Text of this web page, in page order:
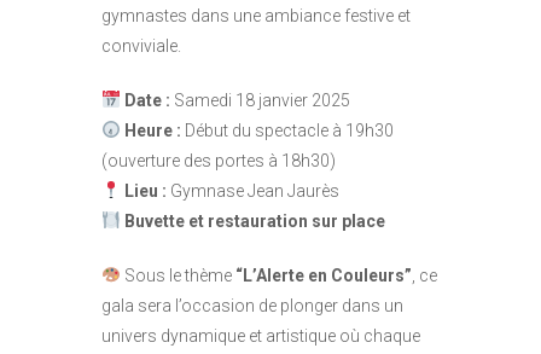
gymnastes dans une ambiance festive et
conviviale.
Date : Samedi 18 janvier 2025
Heure : Début du spectacle à 19h30
(ouverture des portes à 18h30)
Lieu : Gymnase Jean Jaurès
Buvette et restauration sur place
Sous le thème “L’Alerte en Couleurs” , ce
gala sera l’occasion de plonger dans un
univers dynamique et artistique où chaque